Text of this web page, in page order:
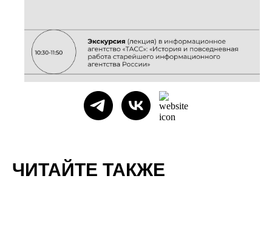
ЧИТАЙТЕ ТАКЖЕ